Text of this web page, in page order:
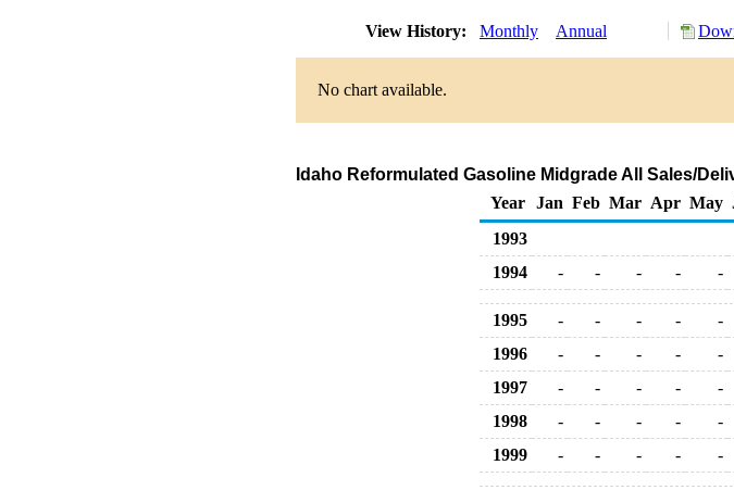
View History: Monthly Annual
No chart available.
Idaho Reformulated Gasoline Midgrade All Sales/
Year
Jan Feb Mar Apr May
1993
1994
- - - - -
1995 - - - - -
1996
- - - - -
1997
- - - - -
1998
- - - - -
1999
- - - - -